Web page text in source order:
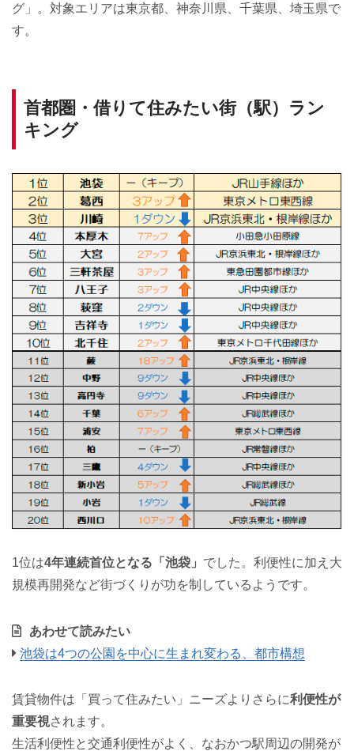
グ」。対象エリアは東京都、神奈川県、千葉県、埼玉県で
す。
首都圏・借りて住みたい街（駅）ラン
キング
1位は4年連続首位となる「池袋」 でした。利便性に加え大
規模再開発など街づくりが功を制しているようです。
あわせて読みたい
池袋は4つの公園を中心に生まれ変わる、都市構想
賃貸物件は「買って住みたい」ニーズよりさらに利便性が
重要視されます。
生活利便性と交通利便性がよく、なおかつ駅周辺の開発が